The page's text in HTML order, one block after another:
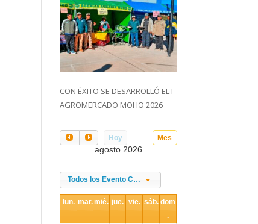
CON ÉXITO SE DESARROLLÓ EL I
AGROMERCADO MOHO 2026
Hoy Mes
agosto 2026
Todos los Evento Categories
lun. mar.mié. jue. vie. sáb. dom
.